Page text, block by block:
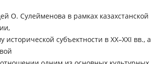
О. Сулейменова в рамках казахстанской
субъектности в XX–XXI вв., а